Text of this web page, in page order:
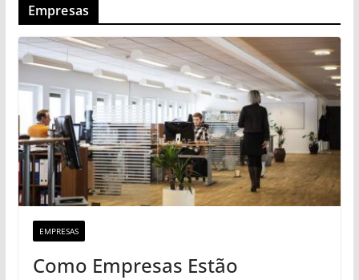
Empresas
EMPRESAS
Como Empresas Estão